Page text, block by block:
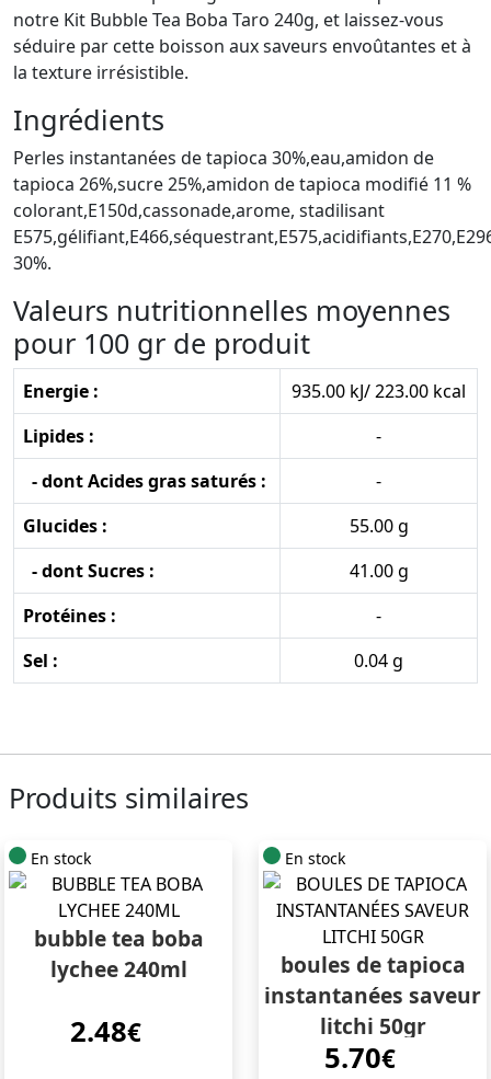
notre Kit Bubble Tea Boba Taro 240g, et laissez-vous
séduire par cette boisson aux saveurs envoûtantes et à
la texture irrésistible.
Ingrédients
Perles instantanées de tapioca 30%,eau,amidon de
tapioca 26%,sucre 25%,amidon de tapioca modifié 11 %
colorant,E150d,cassonade,arome, stadilisant
30%.
Valeurs nutritionnelles moyennes
pour 100 gr de produit
Energie :
935.00 kJ/ 223.00 kcal
Lipides :
-
- dont Acides gras saturés :
-
Glucides :
55.00 g
- dont Sucres :
41.00 g
Protéines :
-
Sel :
0.04 g
Produits similaires
En stock
bubble tea boba
lychee 240ml
2.48€
En stock
boules de tapioca
instantanées saveur
litchi 50gr
5.70€